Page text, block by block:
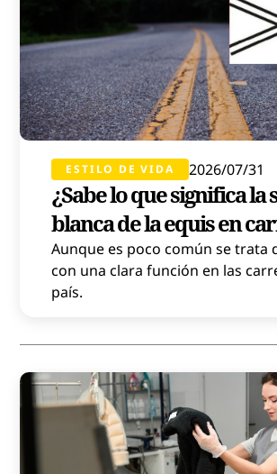
ESTILO DE VIDA 2026/07/31
¿Sabe lo que significa la
blanca de la equis en
Aunque es poco común se trata
con una clara función en las
país.